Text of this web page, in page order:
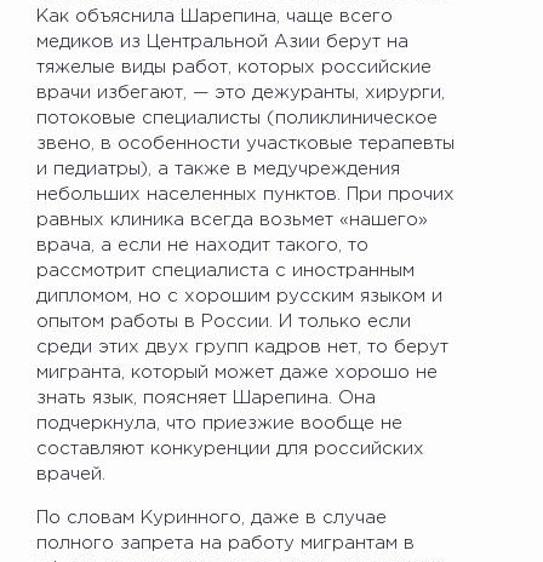
Как объяснила Шарепина, чаще всего
медиков из Центральной Азии берут на
тяжелые виды работ, которых российские
врачи избегают, — это дежуранты, хирурги,
потоковые специалисты (поликлиническое
звено, в особенности участковые терапевты
и педиатры), а также в медучреждения
небольших населенных пунктов. При прочих
равных клиника всегда возьмет «нашего»
врача, а если не находит такого, то
рассмотрит специалиста с иностранным
дипломом, но с хорошим русским языком и
опытом работы в России. И только если
среди этих двух групп кадров нет, то берут
мигранта, который может даже хорошо не
знать язык, поясняет Шарепина. Она
подчеркнула, что приезжие вообще не
составляют конкуренции для российских
врачей.
По словам Куринного, даже в случае
полного запрета на работу мигрантам в